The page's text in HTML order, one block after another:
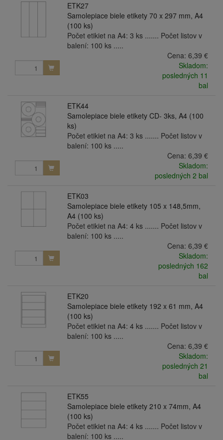
ETK27
Samolepiace biele etikety 70 x 297 mm, A4
(100 ks)
Počet etikiet na A4: 3 ks ....... Počet listov v
balení: 100 ks .....
Cena: 6,39 €
Skladom:
posledných 11
bal
ETK44
Samolepiace biele etikety CD- 3ks, A4 (100
ks)
Počet etikiet na A4: 3 ks ....... Počet listov v
balení: 100 ks .....
Cena: 6,39 €
Skladom:
posledných 2 bal
ETK03
Samolepiace biele etikety 105 x 148,5mm,
A4 (100 ks)
Počet etikiet na A4: 4 ks ....... Počet listov v
balení: 100 ks .....
Cena: 6,39 €
Skladom:
posledných 162
bal
ETK20
Samolepiace biele etikety 192 x 61 mm, A4
(100 ks)
Počet etikiet na A4: 4 ks ....... Počet listov v
balení: 100 ks .....
Cena: 6,39 €
Skladom:
posledných 21
bal
ETK55
Samolepiace biele etikety 210 x 74mm, A4
(100 ks)
Počet etikiet na A4: 4 ks ....... Počet listov v
balení: 100 ks .....